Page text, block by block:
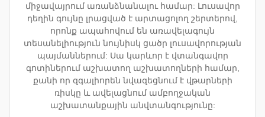
միջավայրում առանձնանալու համար: Լուսավոր
դեղին գույնը լրացված է արտացոլող շերտերով,
որոնք ապահովում են առավելագույն
տեսանելիություն նույնիսկ ցածր լուսավորության
պայմաններում: Սա կարևոր է վտանգավոր
գոտիներում աշխատող աշխատողների համար,
քանի որ զգալիորեն նվազեցնում է վթարների
ռիսկը և ավելացնում ամբողջական
աշխատանքային անվտանգությունը: